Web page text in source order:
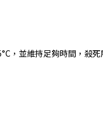
，並維持足夠時間，殺死